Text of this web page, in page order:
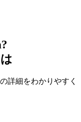
詳細をわかりやすく